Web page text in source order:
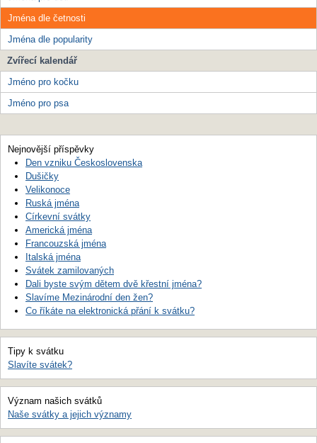
Jména dle četnosti
Jména dle popularity
Zvířecí kalendář
Jméno pro kočku
Jméno pro psa
Nejnovější příspěvky
Den vzniku Československa
Dušičky
Velikonoce
Ruská jména
Církevní svátky
Americká jména
Francouzská jména
Italská jména
Svátek zamilovaných
Dali byste svým dětem dvě křestní jména?
Slavíme Mezinárodní den žen?
Co říkáte na elektronická přání k svátku?
Tipy k svátku
Slavíte svátek?
Význam našich svátků
Naše svátky a jejich významy